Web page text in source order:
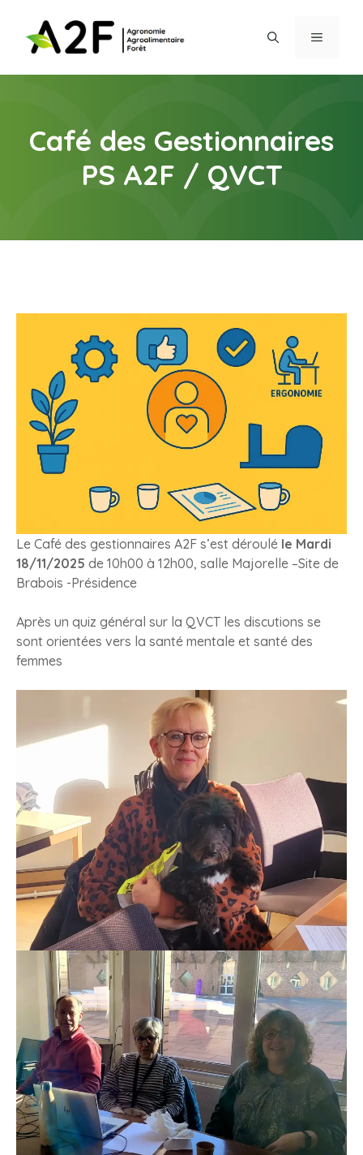
contenu
MENU
Café des Gestionnaires
PS A2F / QVCT
Le Café des gestionnaires A2F s’est déroulé le Mardi
18/11/2025 de 10h00 à 12h00, salle Majorelle –Site de
Brabois -Présidence
Après un quiz général sur la QVCT les discutions se
sont orientées vers la santé mentale et santé des
femmes